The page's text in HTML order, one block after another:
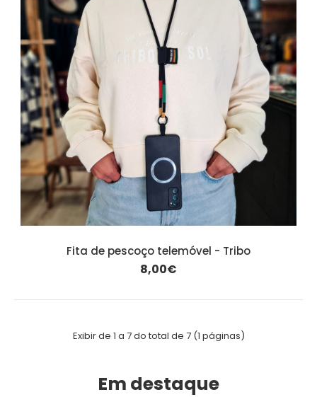
Fita de pescoço telemóvel - Tribo
8,00€
Exibir de 1 a 7 do total de 7 (1 páginas)
Em destaque